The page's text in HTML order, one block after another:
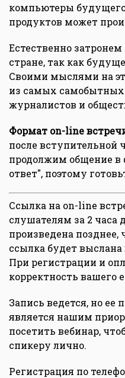
компьютеры
продуктов может
Естественно
стране, так как
Своими мыслями на
из самых
журналистов и
Формат on-line
после вступительной
продолжим общение в
ответ", поэтому
Ссылка на on-line
слушателям за 2 часа
произведена позднее,
ссылка будет выслана
При регистрации и
корректность вашего
Запись ведется, но ее
является нашим
посетить вебинар,
спикеру лично.
Регистрация по